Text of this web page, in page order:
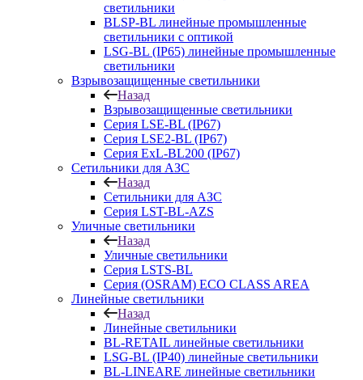
светильники
BLSP-BL линейные промышленные
светильники с оптикой
LSG-BL (IP65) линейные промышленные
светильники
Взрывозащищенные светильники
Назад
Взрывозащищенные светильники
Серия LSE-BL (IP67)
Серия LSE2-BL (IP67)
Серия ExL-BL200 (IP67)
Сетильники для АЗС
Назад
Сетильники для АЗС
Серия LST-BL-AZS
Уличные светильники
Назад
Уличные светильники
Серия LSTS-BL
Серия (ОSRAM) ECO CLASS AREA
Линейные светильники
Назад
Линейные светильники
BL-RETAIL линейные светильники
LSG-BL (IP40) линейные светильники
BL-LINEARE линейные светильники